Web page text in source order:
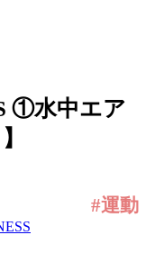
①水中エア
#運動